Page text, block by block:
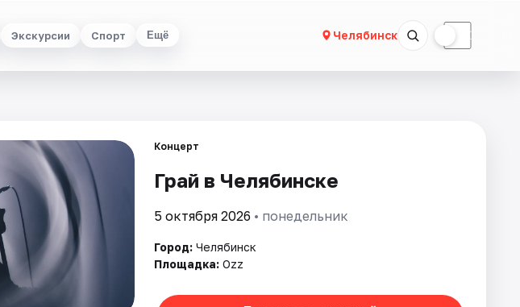
Экскурсии Спорт Ещё Челябинск ☾
Концерт
Грай в Челябинске
5 октября 2026 • понедельник
Город: Челябинск
Площадка: Ozz